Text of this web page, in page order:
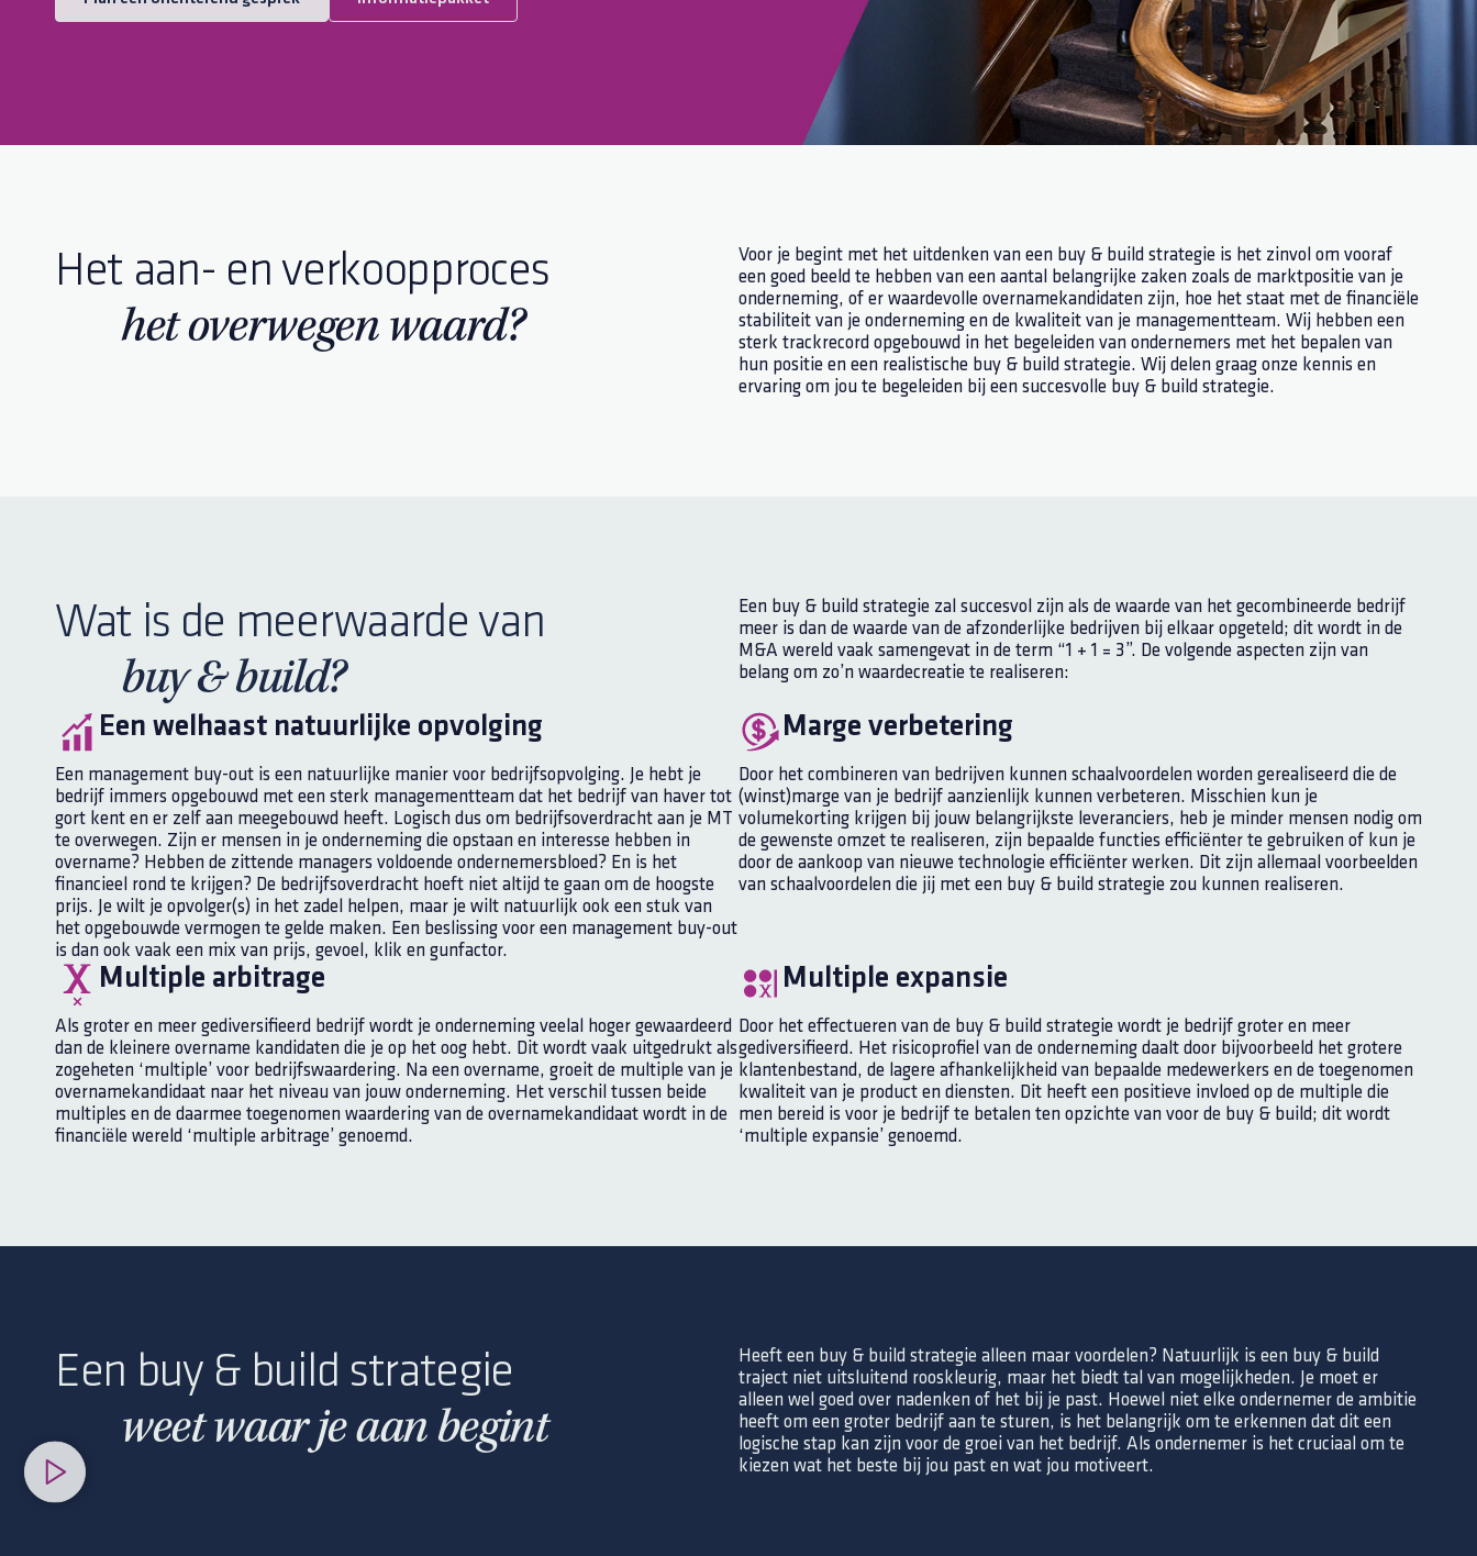
Het aan- en verkoopproces
het overwegen waard?
Voor je begint met het uitdenken van een buy & build strategie is het zinvol om vooraf
een goed beeld te hebben van een aantal belangrijke zaken zoals de marktpositie van je
onderneming, of er waardevolle overnamekandidaten zijn, hoe het staat met de financiële
stabiliteit van je onderneming en de kwaliteit van je managementteam. Wij hebben een
sterk trackrecord opgebouwd in het begeleiden van ondernemers met het bepalen van
hun positie en een realistische buy & build strategie. Wij delen graag onze kennis en
ervaring om jou te begeleiden bij een succesvolle buy & build strategie.
Wat is de meerwaarde van
buy & build?
Een buy & build strategie zal succesvol zijn als de waarde van het gecombineerde bedrijf
meer is dan de waarde van de afzonderlijke bedrijven bij elkaar opgeteld; dit wordt in de
M&A wereld vaak samengevat in de term “1 + 1 = 3”. De volgende aspecten zijn van
belang om zo’n waardecreatie te realiseren:
Een welhaast natuurlijke opvolging
Een management buy-out is een natuurlijke manier voor bedrijfsopvolging. Je hebt je
bedrijf immers opgebouwd met een sterk managementteam dat het bedrijf van haver tot
gort kent en er zelf aan meegebouwd heeft. Logisch dus om bedrijfsoverdracht aan je MT
te overwegen. Zijn er mensen in je onderneming die opstaan en interesse hebben in
overname? Hebben de zittende managers voldoende ondernemersbloed? En is het
financieel rond te krijgen? De bedrijfsoverdracht hoeft niet altijd te gaan om de hoogste
prijs. Je wilt je opvolger(s) in het zadel helpen, maar je wilt natuurlijk ook een stuk van
het opgebouwde vermogen te gelde maken. Een beslissing voor een management buy-out
is dan ook vaak een mix van prijs, gevoel, klik en gunfactor.
Marge verbetering
Door het combineren van bedrijven kunnen schaalvoordelen worden gerealiseerd die de
(winst)marge van je bedrijf aanzienlijk kunnen verbeteren. Misschien kun je
volumekorting krijgen bij jouw belangrijkste leveranciers, heb je minder mensen nodig om
de gewenste omzet te realiseren, zijn bepaalde functies efficiënter te gebruiken of kun je
door de aankoop van nieuwe technologie efficiënter werken. Dit zijn allemaal voorbeelden
van schaalvoordelen die jij met een buy & build strategie zou kunnen realiseren.
Multiple arbitrage
Als groter en meer gediversifieerd bedrijf wordt je onderneming veelal hoger gewaardeerd
dan de kleinere overname kandidaten die je op het oog hebt. Dit wordt vaak uitgedrukt als
zogeheten ‘multiple’ voor bedrijfswaardering. Na een overname, groeit de multiple van je
overnamekandidaat naar het niveau van jouw onderneming. Het verschil tussen beide
multiples en de daarmee toegenomen waardering van de overnamekandidaat wordt in de
financiële wereld ‘multiple arbitrage’ genoemd.
Multiple expansie
Door het effectueren van de buy & build strategie wordt je bedrijf groter en meer
gediversifieerd. Het risicoprofiel van de onderneming daalt door bijvoorbeeld het grotere
klantenbestand, de lagere afhankelijkheid van bepaalde medewerkers en de toegenomen
kwaliteit van je product en diensten. Dit heeft een positieve invloed op de multiple die
men bereid is voor je bedrijf te betalen ten opzichte van voor de buy & build; dit wordt
‘multiple expansie’ genoemd.
Een buy & build strategie
weet waar je aan begint
Heeft een buy & build strategie alleen maar voordelen? Natuurlijk is een buy & build
traject niet uitsluitend rooskleurig, maar het biedt tal van mogelijkheden. Je moet er
alleen wel goed over nadenken of het bij je past. Hoewel niet elke ondernemer de ambitie
heeft om een groter bedrijf aan te sturen, is het belangrijk om te erkennen dat dit een
logische stap kan zijn voor de groei van het bedrijf. Als ondernemer is het cruciaal om te
kiezen wat het beste bij jou past en wat jou motiveert.